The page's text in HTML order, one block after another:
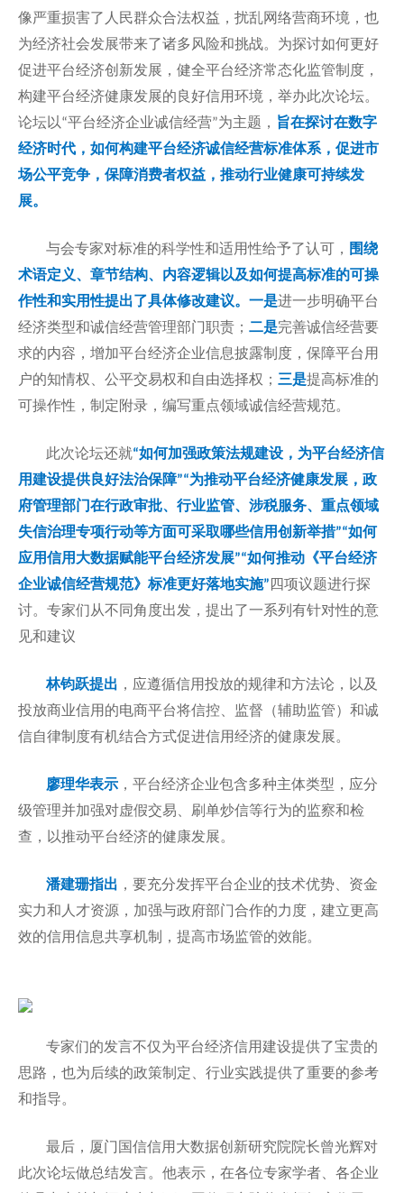
像严重损害了人民群众合法权益，扰乱网络营商环境，也
为经济社会发展带来了诸多风险和挑战。为探讨如何更好
促进平台经济创新发展，健全平台经济常态化监管制度，
构建平台经济健康发展的良好信用环境，举办此次论坛。
论坛以“平台经济企业诚信经营”为主题， 旨在探讨在数字
经济时代，如何构建平台经济诚信经营标准体系，促进市
场公平竞争，保障消费者权益，推动行业健康可持续发
展。
与会专家对标准的科学性和适用性给予了认可， 围绕
术语定义、章节结构、内容逻辑以及如何提高标准的可操
作性和实用性提出了具体修改建议。一是进一步明确平台
经济类型和诚信经营管理部门职责； 二是完善诚信经营要
求的内容，增加平台经济企业信息披露制度，保障平台用
户的知情权、公平交易权和自由选择权； 三是提高标准的
可操作性，制定附录，编写重点领域诚信经营规范。
此次论坛还就“如何加强政策法规建设，为平台经济信
用建设提供良好法治保障”“为推动平台经济健康发展，政
府管理部门在行政审批、行业监管、涉税服务、重点领域
失信治理专项行动等方面可采取哪些信用创新举措”“如何
应用信用大数据赋能平台经济发展”“如何推动《平台经济
企业诚信经营规范》标准更好落地实施” 四项议题进行探
讨。专家们从不同角度出发，提出了一系列有针对性的意
见和建议
林钧跃提出 ， 应遵循信用投放的规律和方法论，以及
投放商业信用的电商平台将信控、监督（辅助监管）和诚
信自律制度有机结合方式促进信用经济的健康发展。
廖理华表示 ，平台经济企业包含多种主体类型，应分
级管理并加强对虚假交易、刷单炒信等行为的监察和检
查，以推动平台经济的健康发展。
潘建珊指出 ，要充分发挥平台企业的技术优势、资金
实力和人才资源，加强与政府部门合作的力度，建立更高
效的信用信息共享机制，提高市场监管的效能。
专家们的发言不仅为平台经济信用建设提供了宝贵的
思路，也为后续的政策制定、行业实践提供了重要的参考
和指导。
最后，厦门国信信用大数据创新研究院院长曾光辉对
此次论坛做总结发言。他表示，在各位专家学者、各企业